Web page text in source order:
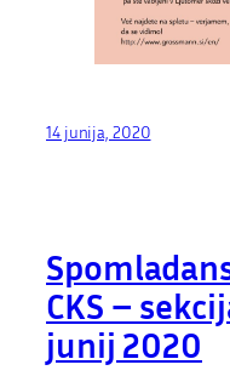
14 junija, 2020
CKS –
junij 2020